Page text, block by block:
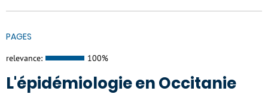
PAGES
relevance: 100%
L'épidémiologie en Occitanie